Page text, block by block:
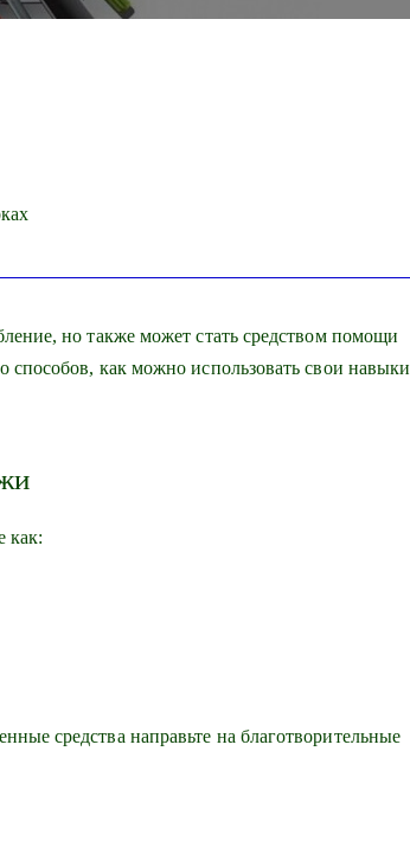
но также может стать средством помощи
способов, как можно использовать свои навыки
как:
средства направьте на благотворительные